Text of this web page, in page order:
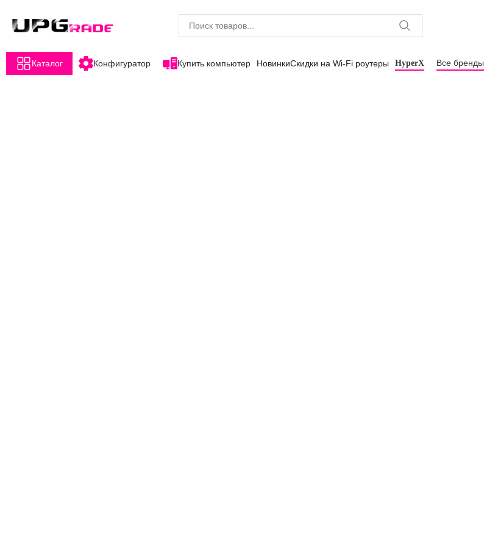
Каталог Конфигуратор Купить компьютер НовинкиСкидки на Wi-Fi роутеры HyperX Все бренды